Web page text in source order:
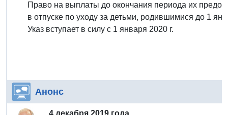
Право на выплаты до окончания периода их
в отпуске по уходу за детьми, родившимися до 1
Указ вступает в силу с 1 января 2020 г.
Анонс